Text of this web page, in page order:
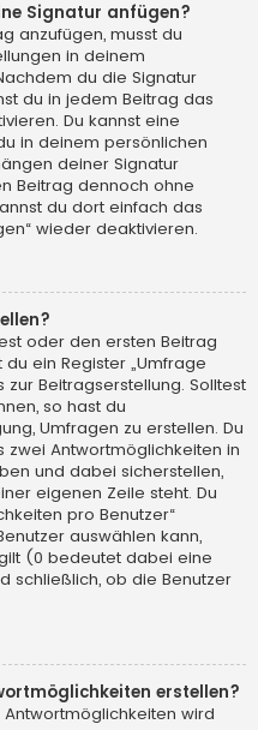
Signatur anfügen?
anzufügen, musst du
in deinem
du die Signatur
du in jedem Beitrag das
Du kannst eine
in deinem persönlichen
deiner Signatur
Beitrag dennoch ohne
du dort einfach das
wieder deaktivieren.
oder den ersten Beitrag
ein Register „Umfrage
Beitragserstellung. Solltest
so hast du
Umfragen zu erstellen. Du
zwei Antwortmöglichkeiten in
und dabei sicherstellen,
eigenen Zeile steht. Du
pro Benutzer“
auswählen kann,
(0 bedeutet dabei eine
schließlich, ob die Benutzer
erstellen?
wird